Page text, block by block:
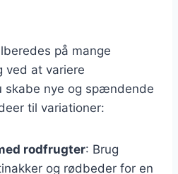
på mange
ved at variere
skabe nye og spændende
til variationer:
rodfrugter: Brug
og rødbeder for en